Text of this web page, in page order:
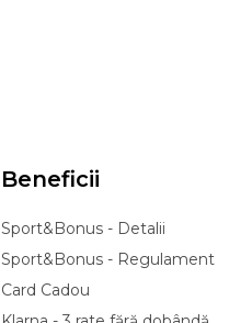
Beneficii
Sport&Bonus - Detalii
Sport&Bonus - Regulament
Card Cadou